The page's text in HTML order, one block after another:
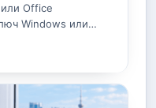
Office
Windows или…